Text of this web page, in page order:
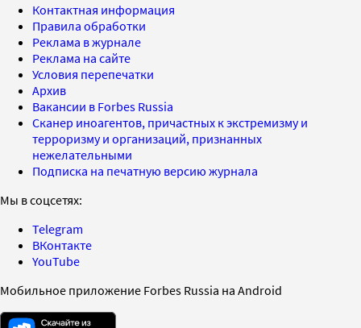
Контактная информация
Правила обработки
Реклама в журнале
Реклама на сайте
Условия перепечатки
Архив
Вакансии в Forbes Russia
Сканер иноагентов, причастных к экстремизму и
терроризму и организаций, признанных
нежелательными
Подписка на печатную версию журнала
Мы в соцсетях:
Telegram
ВКонтакте
YouTube
Мобильное приложение Forbes Russia на Android